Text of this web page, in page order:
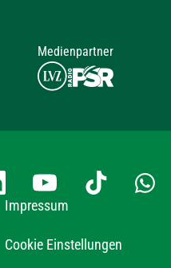
Medienpartner
Impressum
Cookie Einstellungen